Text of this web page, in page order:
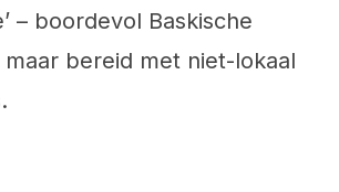
– boordevol Baskische
bereid met niet-lokaal